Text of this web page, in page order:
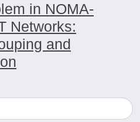
in NOMA-
Networks:
and